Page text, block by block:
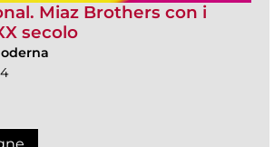
Miaz Brothers con i
secolo